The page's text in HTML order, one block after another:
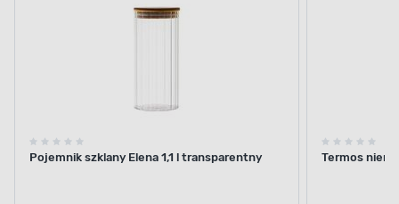
Pojemnik szklany Elena 1,1 l transparentny Termos